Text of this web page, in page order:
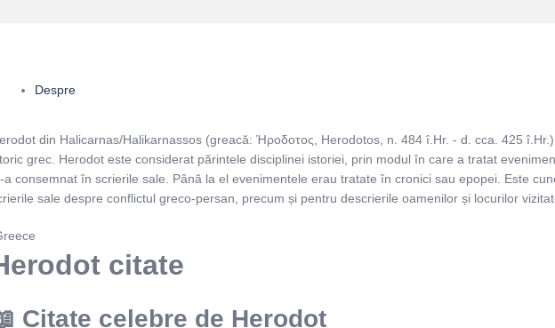
Despre
din Halicarnas/Halikarnassos (greacă: Ήροδοτος, Herodotos, n. 484 î.Hr. - d. cca. 425
grec. Herodot este considerat părintele disciplinei istoriei, prin modul în care a tratat
a consemnat în scrierile sale. Până la el evenimentele erau tratate în cronici sau epopei. Este
sale despre conflictul greco-persan, precum și pentru descrierile oamenilor și locurilor
citate
Citate celebre de Herodot